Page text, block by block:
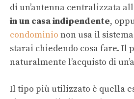
di un’antenna centralizzata
in un casa indipendente,
condominio non usa il
starai chiedendo cosa fare. Il
naturalmente l’acquisto di
Il tipo più utilizzato è quella